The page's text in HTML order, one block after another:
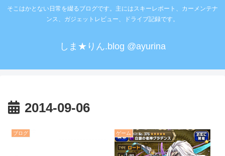
そこはかとない日常を綴るブログです。主にはスキーレポート、カーメンテナ
ンス、ガジェットレビュー、ドライブ記録です。
しま★りん.blog @ayurina
2014-09-06
ブログ ゲーム